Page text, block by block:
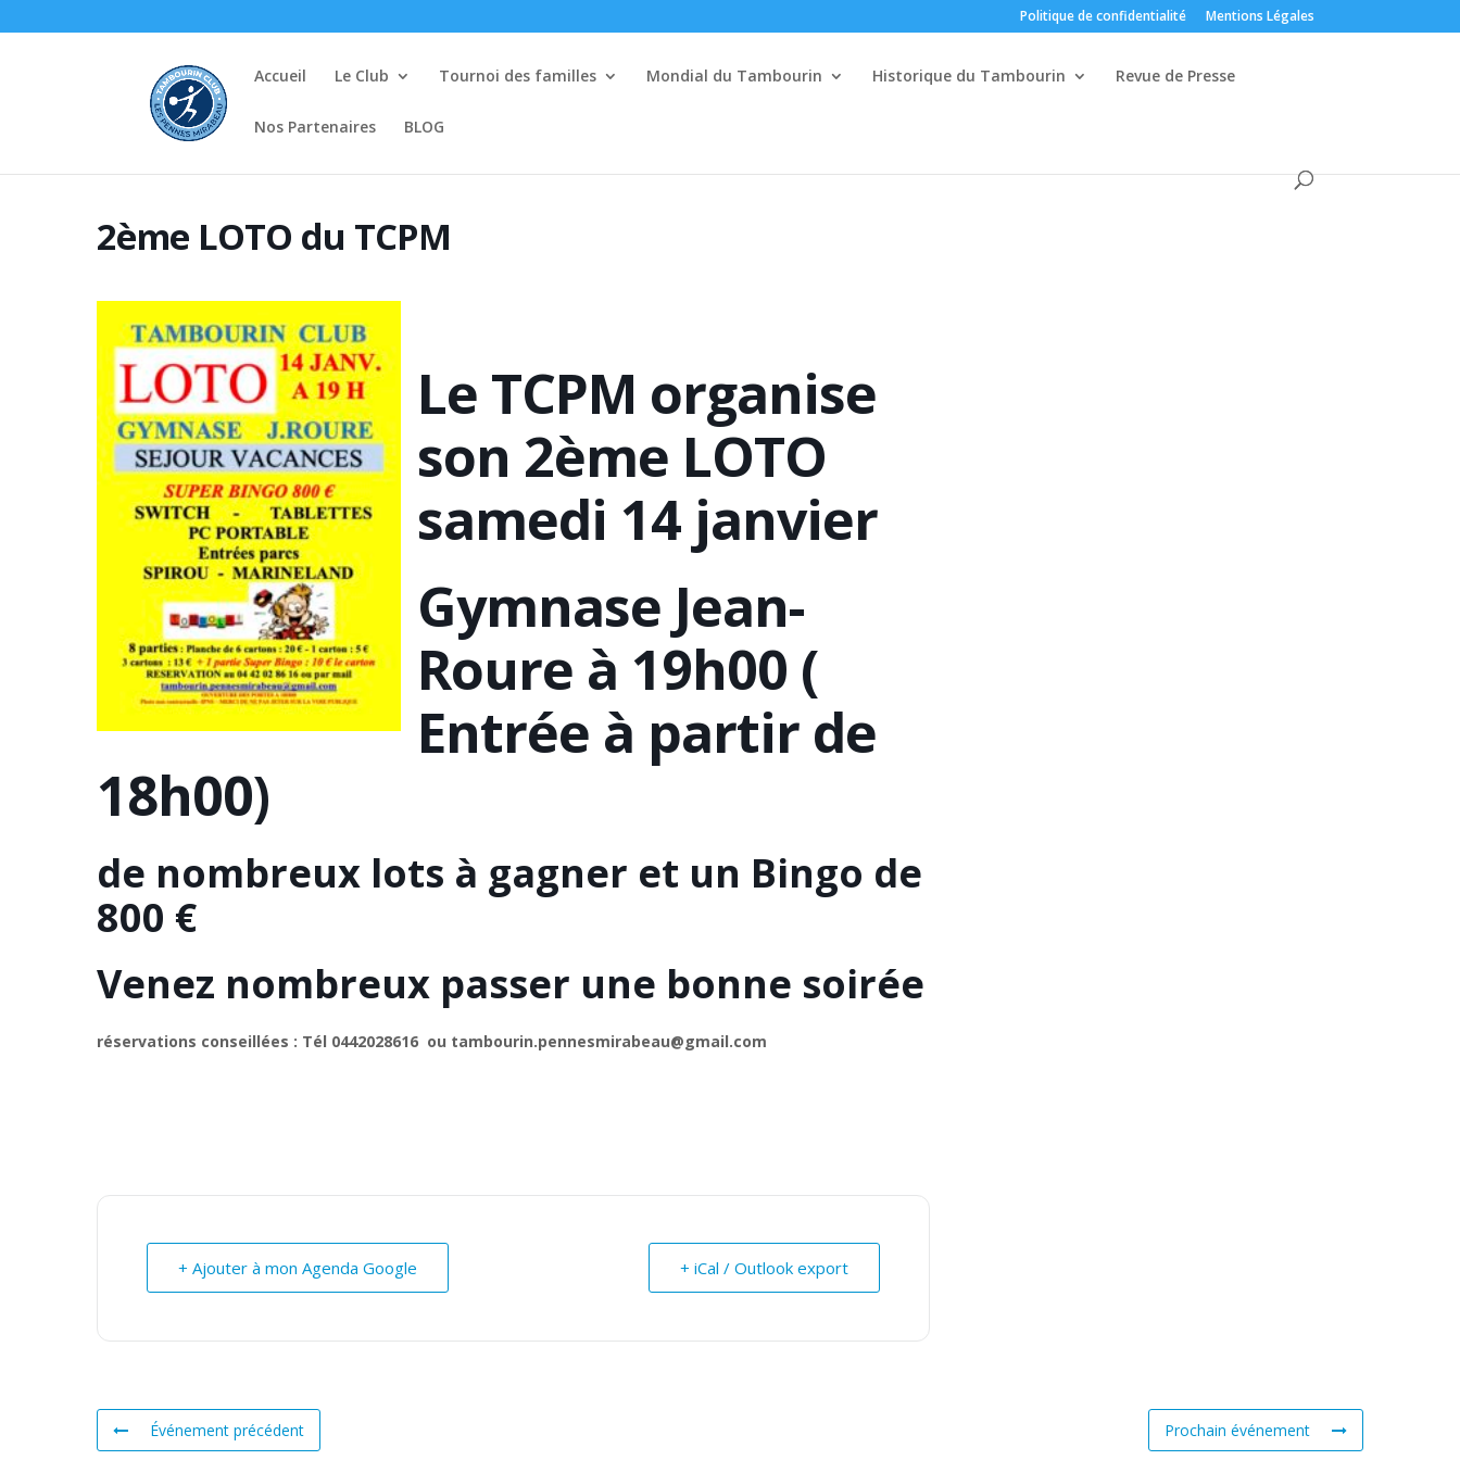
Politique de confidentialité Mentions Légales
Accueil Le Club Tournoi des familles Mondial du Tambourin Historique du Tambourin Revue de Presse
Nos Partenaires BLOG
2ème LOTO du TCPM
Le TCPM organise
son 2ème LOTO
samedi 14 janvier
Gymnase Jean-
Roure à 19h00 (
Entrée à partir de
18h00)
de nombreux lots à gagner et un Bingo de
800 €
Venez nombreux passer une bonne soirée
réservations conseillées : Tél 0442028616 ou tambourin.pennesmirabeau@gmail.com
+ Ajouter à mon Agenda Google + iCal / Outlook export
Événement précédent Prochain événement